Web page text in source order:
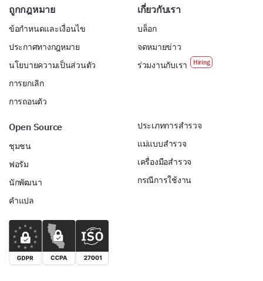
ถูกกฎหมาย
ข้อกำหนดและเงื่อนไข
ประกาศทางกฎหมาย
นโยบายความเป็นส่วนตัว
การยกเลิก
การถอนตัว
เกี่ยวกับเรา
บล็อก
จดหมายข่าว
ร่วมงานกับเรา
Open Source
ชุมชน
ฟอรัม
นักพัฒนา
คำแปล
ประเภทการสำรวจ
แม่แบบสำรวจ
เครื่องมือสำรวจ
กรณีการใช้งาน